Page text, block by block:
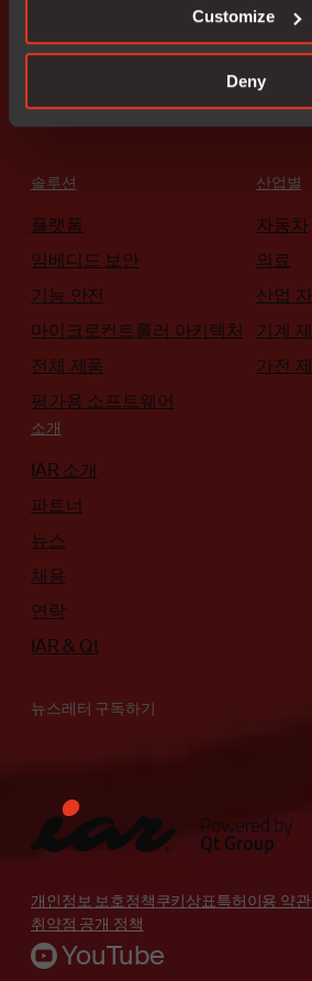
Customize
Deny
솔루션
플랫폼
임베디드 보안
기능 안전
마이크로컨트롤러 아키텍처
전체 제품
평가용 소프트웨어
산업별
자동차
의료
산업
기계
가전
소개
IAR 소개
파트너
뉴스
채용
연락
IAR & Qt
뉴스레터 구독하기
개인정보 보호정책쿠키상표특허이용 약관
취약점 공개 정책
YouTube